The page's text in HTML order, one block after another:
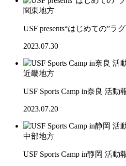
関東地方
USF presents“はじめての”
2023.07.30
近畿地方
USF Sports Camp in奈良 活動
2023.07.20
中部地方
USF Sports Camp in静岡 活動